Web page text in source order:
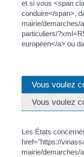
et si vous <span
conduire</span>,
mairie/demarches/
particuliers/
européen</a> ou
Vous voulez
Vous voulez
Les États
href="https://
mairie/demarches/